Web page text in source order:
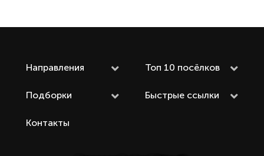
Направления Топ 10 посёлков
Подборки Быстрые ссылки
Контакты